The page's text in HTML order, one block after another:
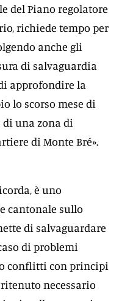
del Piano regolatore
richiede tempo per
anche gli
di salvaguardia
approfondire la
lo scorso mese di
di una zona di
di Monte Bré».
è uno
cantonale sullo
di salvaguardare
di problemi
conflitti con principi
necessario